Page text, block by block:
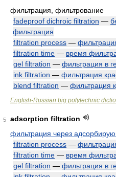
фильтрация, фильтрование
fadeproof dichroic filtration —
фильтрация
filtration process —
filtration time — время
gel filtration — фильтрация в
ink filtration — фильтрация
blend filtration — фильтрация
English-Russian big polytechnic
5
adsorption filtration
фильтрация через
filtration process —
filtration time — время
gel filtration — фильтрация в